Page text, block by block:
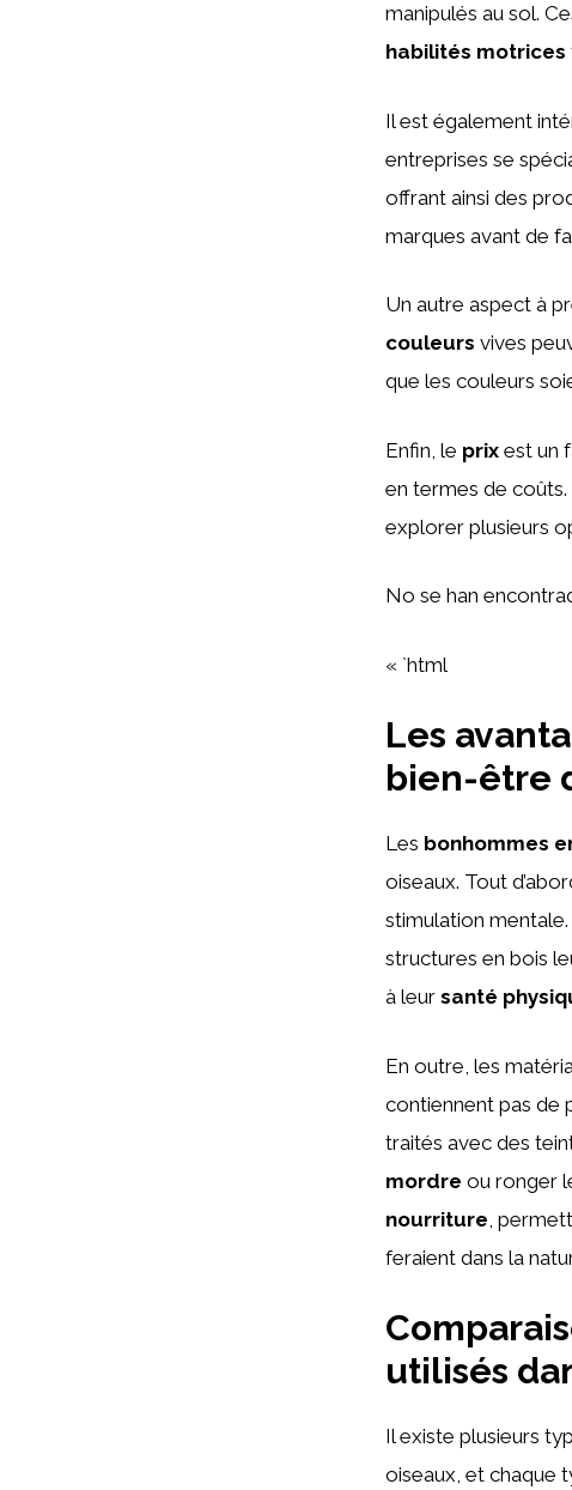
manipulés au sol.
habilités motrices
Il est également
entreprises se
offrant ainsi des
marques avant de
Un autre aspect à
couleurs vives
que les couleurs
Enfin, le prix est un
en termes de coûts.
explorer plusieurs
No se han
« `html
Les
bien-être
Les bonhommes
oiseaux. Tout
stimulation
structures en bois
à leur santé
En outre, les
contiennent pas de
traités avec des
mordre ou ronger
nourriture ,
feraient dans la
utilisés
Il existe plusieurs
oiseaux, et chaque